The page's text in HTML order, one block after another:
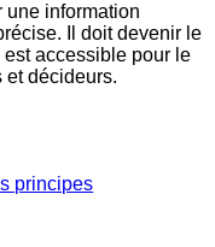
une information
Il doit devenir le
est accessible pour le
et décideurs.
principes